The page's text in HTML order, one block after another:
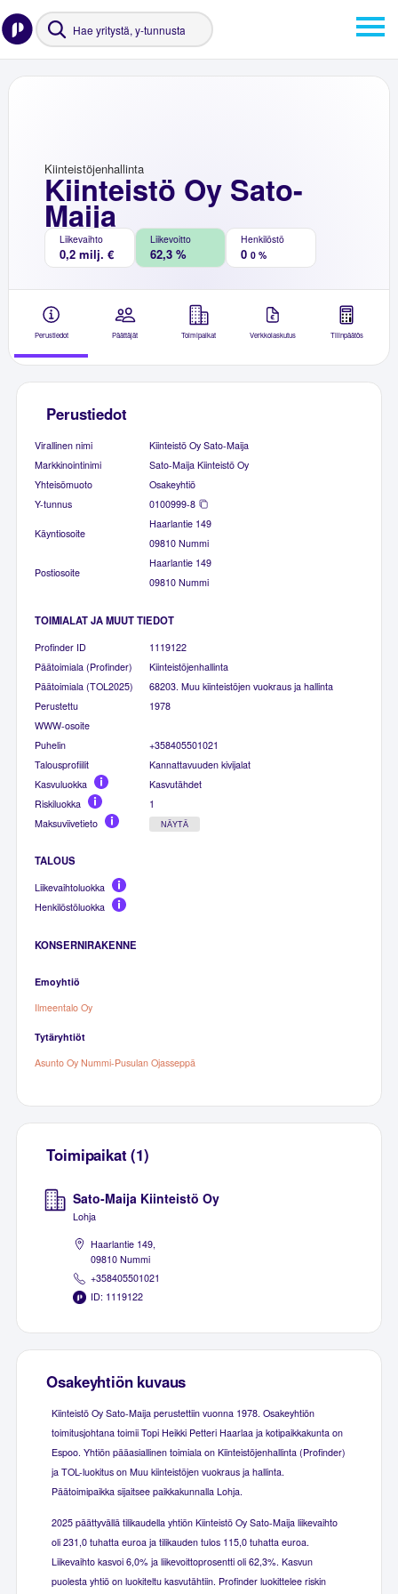
Kiinteistö Oy Sato-
Maija
Kiinteistöjenhallinta
Liikevaihto
0,2 milj. €
Liikevoitto
62,3 %
Henkilöstö
0 0 %
Perustiedot Päättäjät Toimipaikat Verkkolaskutus Tilinpäätös
Perustiedot
Virallinen nimi
Kiinteistö Oy Sato-Maija
Markkinointinimi
Sato-Maija Kiinteistö Oy
Yhteisömuoto
Osakeyhtiö
Y-tunnus
0100999-8
Käyntiosoite
Haarlantie 149
09810 Nummi
Postiosoite
Haarlantie 149
09810 Nummi
TOIMIALAT JA MUUT TIEDOT
Profinder ID
1119122
Päätoimiala (Profinder)
Kiinteistöjenhallinta
Päätoimiala (TOL2025)
68203. Muu kiinteistöjen vuokraus ja hallinta
Perustettu
1978
WWW-osoite
Puhelin
+358405501021
Talousprofiilit
Kannattavuuden kivijalat
Kasvuluokka
Kasvutähdet
Riskiluokka
1
Maksuviivetieto
NÄYTÄ
TALOUS
Liikevaihtoluokka
Henkilöstöluokka
KONSERNIRAKENNE
Emoyhtiö
Ilmeentalo Oy
Tytäryhtiöt
Asunto Oy Nummi-Pusulan Ojasseppä
Toimipaikat (1)
Sato-Maija Kiinteistö Oy
Lohja
Haarlantie 149,
09810 Nummi
+358405501021
ID: 1119122
Osakeyhtiön kuvaus
Kiinteistö Oy Sato-Maija perustettiin vuonna 1978. Osakeyhtiön
toimitusjohtana toimii Topi Heikki Petteri Haarlaa ja kotipaikkakunta on
Espoo. Yhtiön pääasiallinen toimiala on Kiinteistöjenhallinta (Profinder)
ja TOL-luokitus on Muu kiinteistöjen vuokraus ja hallinta.
Päätoimipaikka sijaitsee paikkakunnalla Lohja.
2025 päättyvällä tilikaudella yhtiön Kiinteistö Oy Sato-Maija liikevaihto
oli 231,0 tuhatta euroa ja tilikauden tulos 115,0 tuhatta euroa.
Liikevaihto kasvoi 6,0% ja liikevoittoprosentti oli 62,3%. Kasvun
puolesta yhtiö on luokiteltu kasvutähtiin. Profinder luokittelee riskin